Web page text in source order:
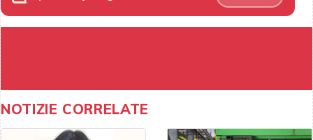
NOTIZIE CORRELATE